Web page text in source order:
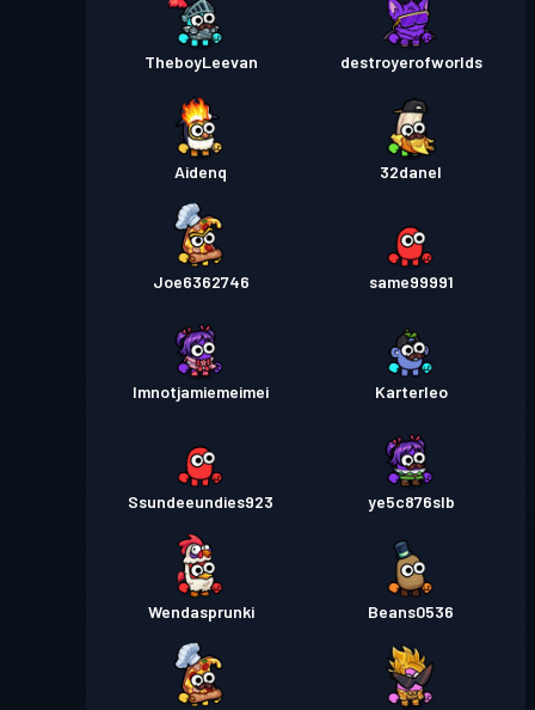
TheboyLeevan destroyerofworlds
Aidenq 32danel
Joe6362746 same99991
Imnotjamiemeimei Karterleo
Ssundeeundies923 ye5c876slb
Wendasprunki Beans0536